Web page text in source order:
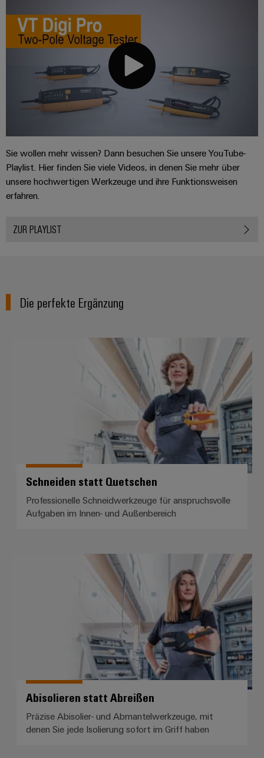
Sie wollen mehr wissen? Dann besuchen Sie unsere YouTube-
Playlist. Hier finden Sie viele Videos, in denen Sie mehr über
unsere hochwertigen Werkzeuge und ihre Funktionsweisen
erfahren.
ZUR PLAYLIST
Die perfekte Ergänzung
Schneiden statt Quetschen
Schneiden statt Quetschen
Professionelle Schneidwerkzeuge für anspruchsvolle
Aufgaben im Innen- und Außenbereich
Abisolieren statt Abreißen
Abisolieren statt Abreißen
Präzise Abisolier- und Abmantelwerkzeuge, mit
denen Sie jede Isolierung sofort im Griff haben